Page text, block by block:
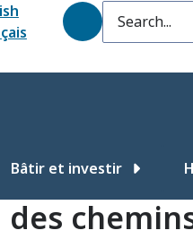
Search
Bâtir et investir